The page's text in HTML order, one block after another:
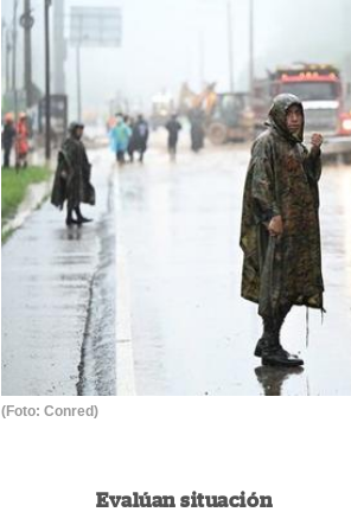
(Foto: Conred)
Evalúan situación